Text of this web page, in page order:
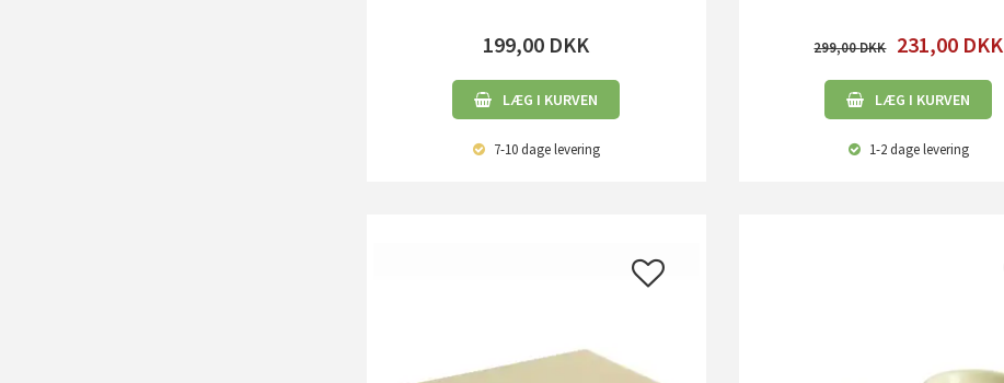
199,00 DKK
LÆG I KURVEN
7-10 dagelevering
299,00 231,00 DKK
LÆG I KURVEN
1-2 dagelevering